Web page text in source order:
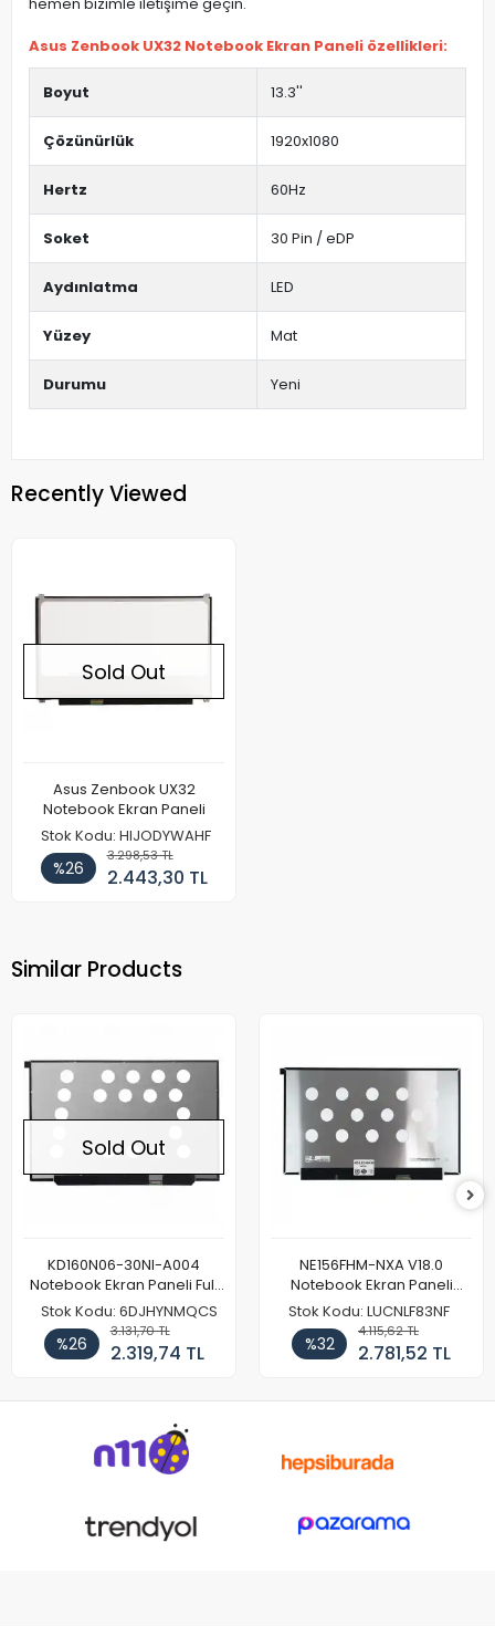
Asus Zenbook UX32 Notebook Ekran Paneli özellikleri:
Boyut 13.3''
Çözünürlük 1920x1080
Hertz 60Hz
Soket 30 Pin / eDP
Aydınlatma LED
Yüzey Mat
Durumu Yeni
Recently Viewed
Sold Out
Asus Zenbook UX32
Notebook Ekran Paneli
Stok Kodu: HIJODYWAHF
%26
3.298,53 TL
2.443,30 TL
Similar Products
Sold Out
KD160N06-30NI-A004
Notebook Ekran Paneli Full
HD
Stok Kodu: 6DJHYNMQCS
%26
3.131,70 TL
2.319,74 TL
NE156FHM-NXA V18.0
Notebook Ekran Paneli
144Hz
Stok Kodu: LUCNLF83NF
%32
4.115,62 TL
2.781,52 TL